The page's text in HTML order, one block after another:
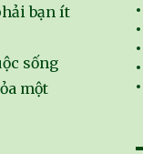
bạn ít
sống
một